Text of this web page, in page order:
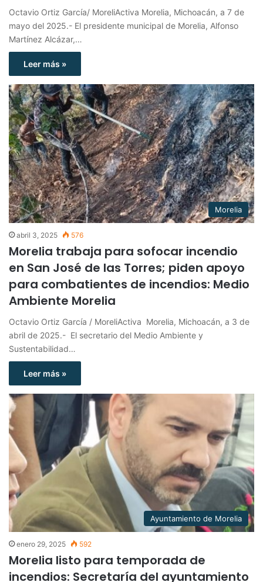
Octavio Ortiz García/ MoreliActiva Morelia, Michoacán, a 7 de
mayo del 2025.- El presidente municipal de Morelia, Alfonso
Martínez Alcázar,…
Leer más »
Morelia
abril 3, 2025 576
Morelia trabaja para sofocar incendio
en San José de las Torres; piden apoyo
para combatientes de incendios: Medio
Ambiente Morelia
Octavio Ortiz García / MoreliActiva Morelia, Michoacán, a 3 de
abril de 2025.- El secretario del Medio Ambiente y
Sustentabilidad…
Leer más »
Ayuntamiento de Morelia
enero 29, 2025 592
Morelia listo para temporada de
incendios: Secretaría del ayuntamiento